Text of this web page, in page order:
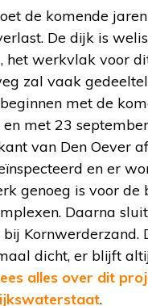
de komende
De dijk is
het werkvlak voor
zal vaak
met de
met 23
van Den Oever
en er
genoeg is voor de
Daarna
bij Kornwerderzand.
dicht, er blijft
alles over dit
.